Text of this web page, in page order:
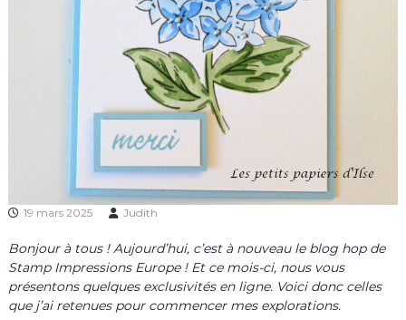
19 mars 2025 Judith
Bonjour à tous ! Aujourd’hui, c’est à nouveau le blog hop de
Stamp Impressions Europe ! Et ce mois-ci, nous vous
présentons quelques exclusivités en ligne. Voici donc celles
que j’ai retenues pour commencer mes explorations.